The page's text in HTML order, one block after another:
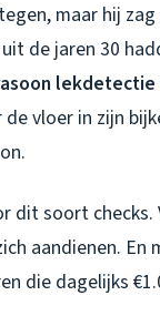
maar hij zag
de jaren 30
lekdetectie
vloer in zijn
dit soort
aandienen. En
die dagelijks